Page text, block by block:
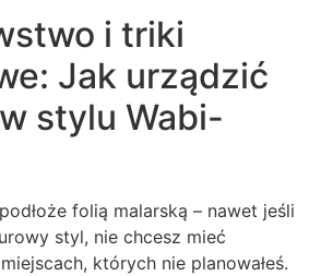
i triki
Jak urządzić
stylu Wabi-
folią malarską – nawet jeśli
styl, nie chcesz mieć
których nie planowałeś.